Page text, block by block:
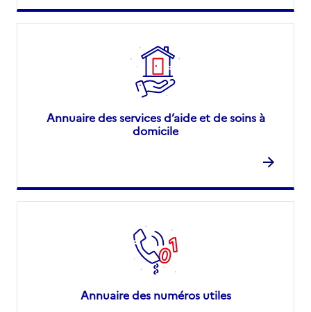
Annuaire des services d’aide et de soins à
domicile
Annuaire des numéros utiles